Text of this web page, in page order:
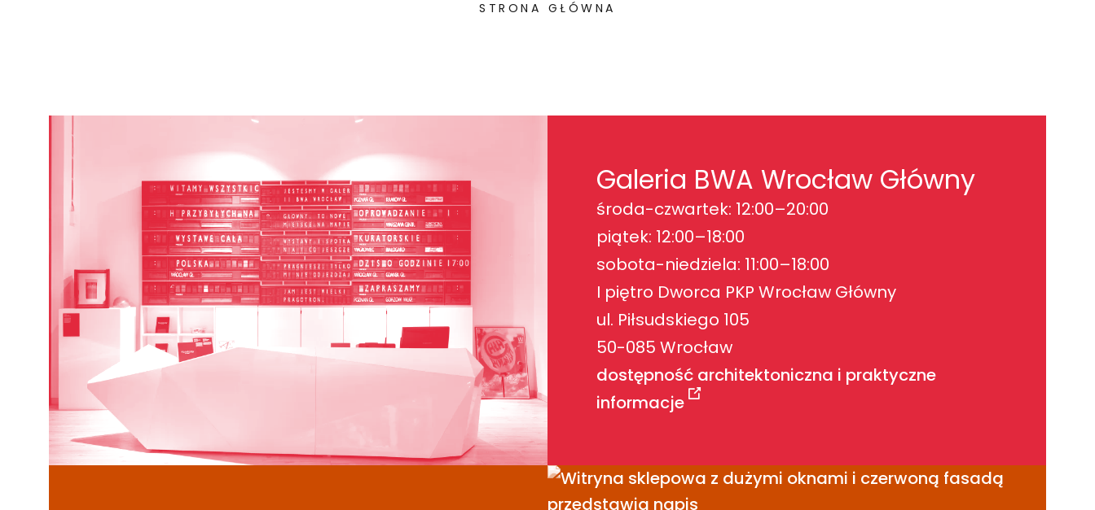
STRONA GŁÓWNA
Galeria BWA Wrocław Główny
środa-czwartek: 12:00–20:00
piątek: 12:00–18:00
sobota-niedziela: 11:00–18:00
I piętro Dworca PKP Wrocław Główny
ul. Piłsudskiego 105
50-085 Wrocław
dostępność architektoniczna i praktyczne
informacje